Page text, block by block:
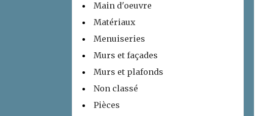
Main d'oeuvre
Matériaux
Menuiseries
Murs et façades
Murs et plafonds
Non classé
Pièces